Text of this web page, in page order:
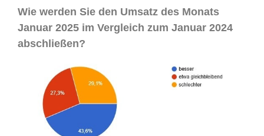
Wie werden Sie den Umsatz des Monats
Januar 2025 im Vergleich zum Januar 2024
abschließen?